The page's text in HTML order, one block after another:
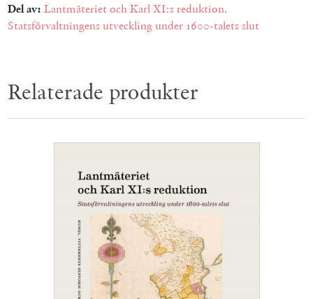
Del av: Lantmäteriet och Karl XI:s reduktion.
Statsförvaltningens utveckling under 1600-talets slut
Relaterade produkter